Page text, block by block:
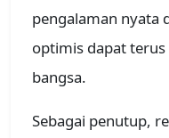
pengalaman nyata
optimis dapat
bangsa.
Sebagai penutup,